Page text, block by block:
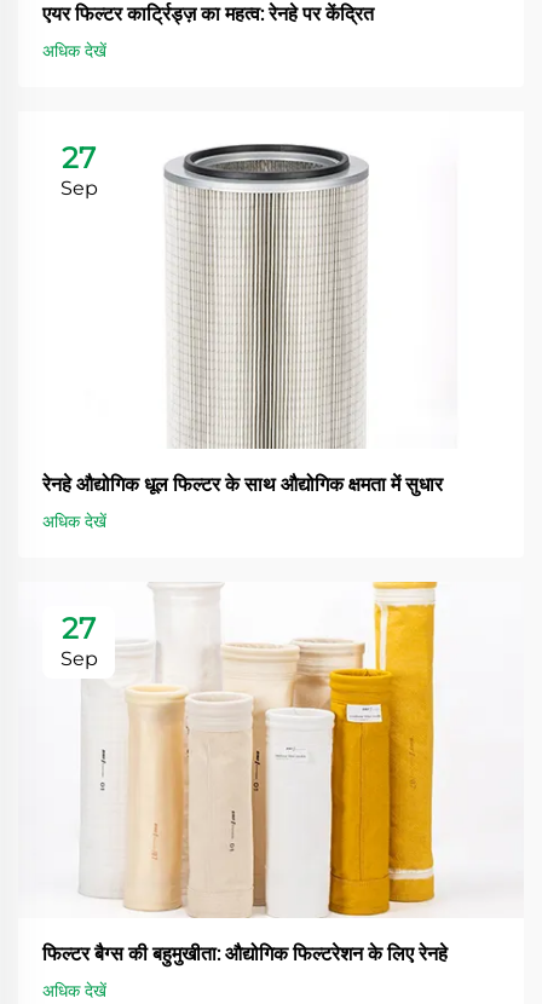
एयर फिल्टर कार्ट्रिड्ज़ का महत्व: रेनहे पर केंद्रित
अधिक देखें
27
Sep
रेनहे औद्योगिक धूल फिल्टर के साथ औद्योगिक क्षमता में सुधार
अधिक देखें
27
Sep
फिल्टर बैग्स की बहुमुखीता: औद्योगिक फिल्टरेशन के लिए रेनहे
अधिक देखें